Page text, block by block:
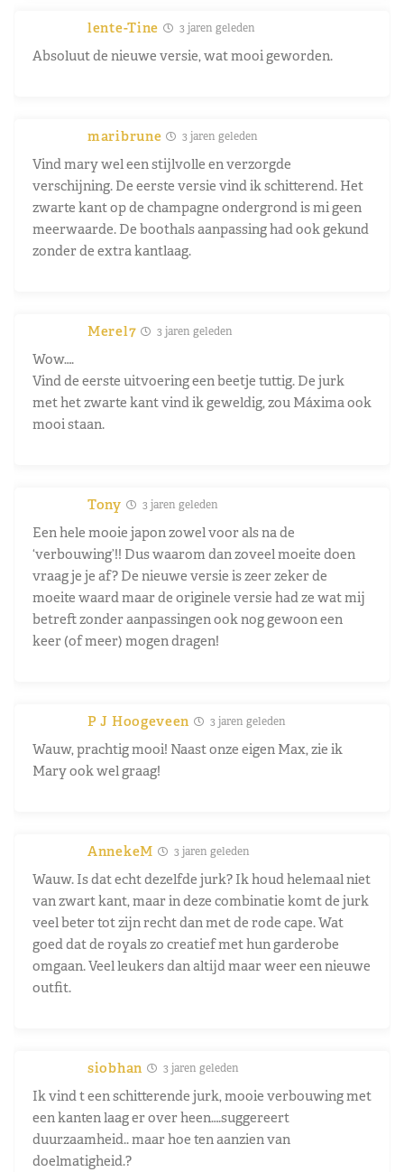
lente-Tine 3 jaren geleden
Absoluut de nieuwe versie, wat mooi geworden.
maribrune 3 jaren geleden
Vind mary wel een stijlvolle en verzorgde
verschijning. De eerste versie vind ik schitterend. Het
zwarte kant op de champagne ondergrond is mi geen
meerwaarde. De boothals aanpassing had ook gekund
zonder de extra kantlaag.
Merel7 3 jaren geleden
Wow….
Vind de eerste uitvoering een beetje tuttig. De jurk
met het zwarte kant vind ik geweldig, zou Máxima ook
mooi staan.
Tony 3 jaren geleden
Een hele mooie japon zowel voor als na de
‘verbouwing’!! Dus waarom dan zoveel moeite doen
vraag je je af? De nieuwe versie is zeer zeker de
moeite waard maar de originele versie had ze wat mij
betreft zonder aanpassingen ook nog gewoon een
keer (of meer) mogen dragen!
P J Hoogeveen 3 jaren geleden
Wauw, prachtig mooi! Naast onze eigen Max, zie ik
Mary ook wel graag!
AnnekeM 3 jaren geleden
Wauw. Is dat echt dezelfde jurk? Ik houd helemaal niet
van zwart kant, maar in deze combinatie komt de jurk
veel beter tot zijn recht dan met de rode cape. Wat
goed dat de royals zo creatief met hun garderobe
omgaan. Veel leukers dan altijd maar weer een nieuwe
outfit.
siobhan 3 jaren geleden
Ik vind t een schitterende jurk, mooie verbouwing met
een kanten laag er over heen….suggereert
duurzaamheid.. maar hoe ten aanzien van
doelmatigheid.?